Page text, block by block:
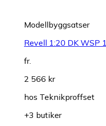
Modellbyggsatser
Revell 1:20 DK WSP
fr.
2 566 kr
hos Teknikproffset
+3 butiker